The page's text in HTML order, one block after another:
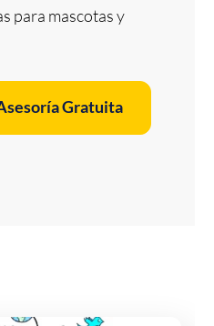
para mascotas y
Gratuita